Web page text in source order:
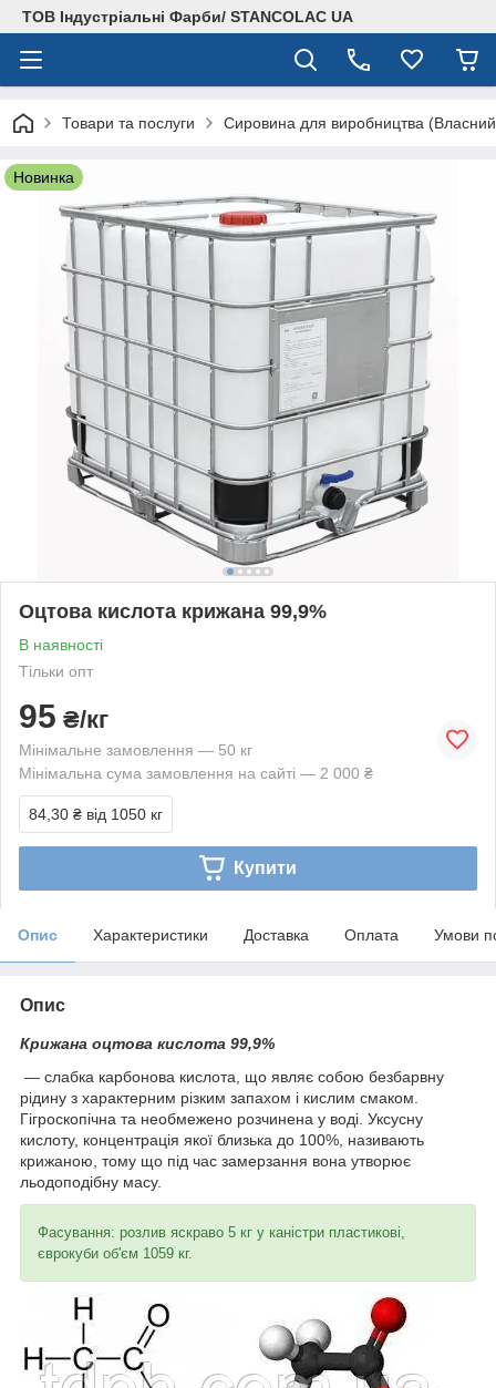
ТОВ Індустріальні Фарби/ STANCOLAC UA
Товари та послуги Сировина для виробництва
Новинка
Оцтова кислота крижана 99,9%
В наявності
Тільки опт
95 ₴/кг
Мінімальне замовлення — 50 кг
Мінімальна сума замовлення на сайті — 2 000 ₴
84,30 ₴ від 1050 кг
Купити
Опис Характеристики Доставка Оплата Умови
Опис
Крижана оцтова кислота 99,9%
— слабка карбонова кислота, що являє собою безбарвну
рідину з характерним різким запахом і кислим смаком.
Гігроскопічна та необмежено розчинена у воді. Уксусну
кислоту, концентрація якої близька до 100%, називають
крижаною, тому що під час замерзання вона утворює
льодоподібну масу.
Фасування: розлив яскраво 5 кг у каністри пластикові,
єврокуби об'єм 1059 кг.